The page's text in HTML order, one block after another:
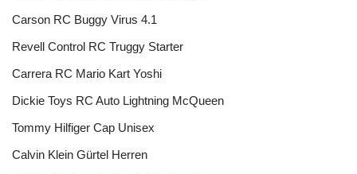
Carson RC Buggy Virus 4.1
Revell Control RC Truggy Starter
Carrera RC Mario Kart Yoshi
Dickie Toys RC Auto Lightning McQueen
Tommy Hilfiger Cap Unisex
Calvin Klein Gürtel Herren